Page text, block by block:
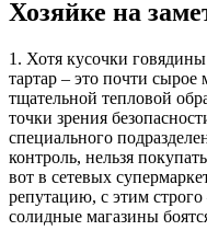
Хозяйке на
1. Хотя кусочки
тартар – это почти
тщательной тепловой
точки зрения
специального
контроль, нельзя
вот в сетевых
репутацию, с этим
солидные магазины